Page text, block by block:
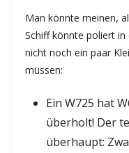
Man könnte meinen,
Schiff könnte poliert
nicht noch ein paar
müssen:
Ein W725 hat
überholt! Der
überhaupt: